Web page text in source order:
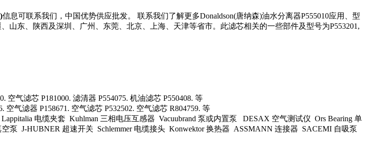
信息可联系我们，中国优势供应批发。 联系我们了解更多Donaldson(唐纳森)油水分离器P555010应用、型
山东、陕西及深圳、广州、东莞、北京、上海、天津等省市。此滤芯相关的一些部件及型号为P553201,
空气滤芯 P181000. 滤清器 P554075. 机油滤芯 P550408. 等
空气滤器 P158671. 空气滤芯 P532502. 空气滤芯 R804759. 等
电缆夹套 Kuhlman 三相电压互感器 Vacuubrand 泵或内置泵 DESAX 空气测试仪 Ors Bearing 单
J-HUBNER 超速开关 Schlemmer 电缆接头 Konwektor 换热器 ASSMANN 连接器 SACEMI 自吸泵